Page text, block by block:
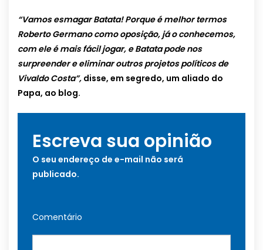
“Vamos esmagar Batata! Porque é melhor termos
Roberto Germano como oposição, já o conhecemos,
com ele é mais fácil jogar, e Batata pode nos
surpreender e eliminar outros projetos políticos de
Vivaldo Costa”, disse, em segredo, um aliado do
Papa, ao blog.
Escreva sua opinião
O seu endereço de e-mail não será
publicado.
Comentário